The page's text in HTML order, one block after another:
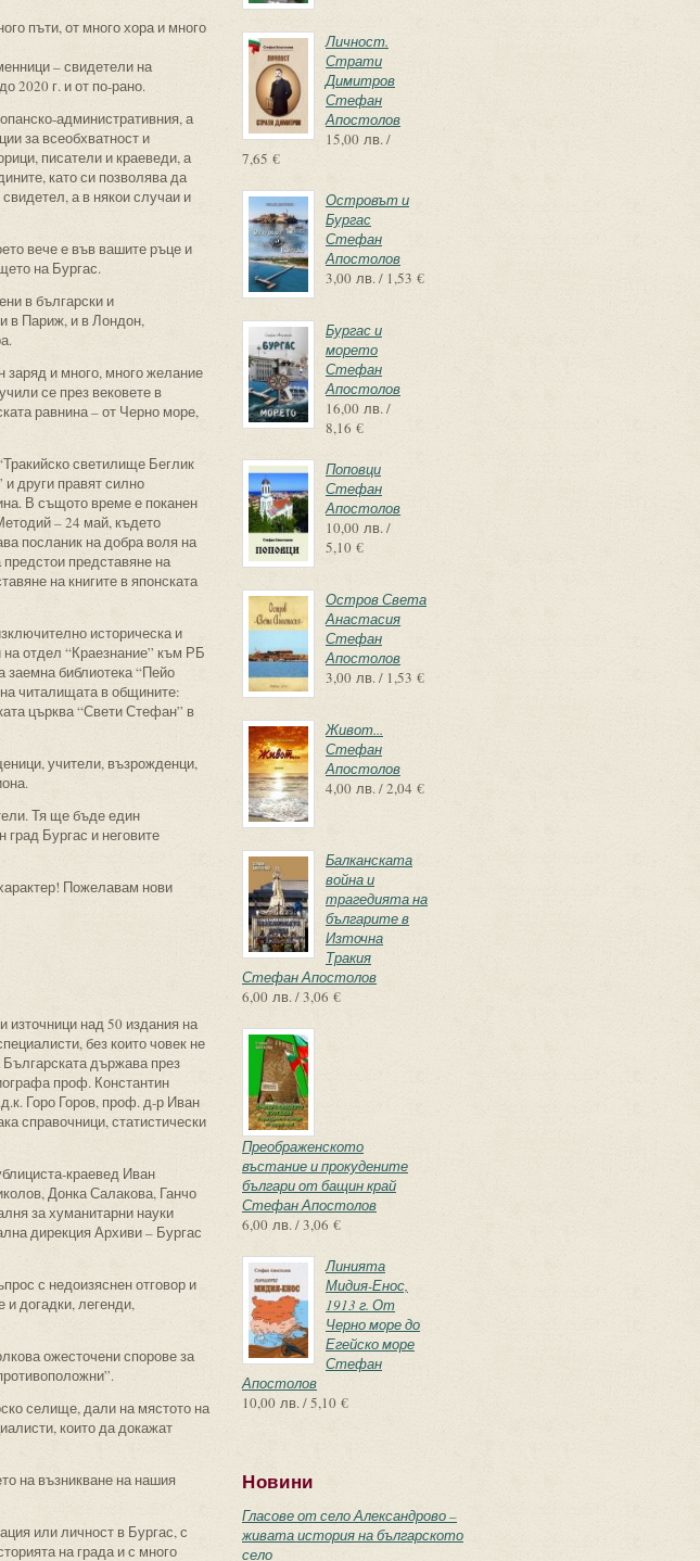
пъти, от много хора и много
– свидетели на
2020 г. и от по-рано.
административния, а
за всеобхватност и
писатели и краеведи, а
като си позволява да
а в някои случаи и
вече е във вашите ръце и
на Бургас.
в български и
в Париж, и в Лондон,
и много, много желание
се през вековете в
равнина – от Черно море,
светилище Беглик
други правят силно
В същото време е поканен
– 24 май, където
посланик на добра воля на
представяне на
на книгите в японската
историческа и
на отдел “Краезнание” към РБ
библиотека “Пейо
читалищата в общините:
църква “Свети Стефан” в
учители, възрожденци,
Тя ще бъде един
град Бургас и неговите
Пожелавам нови
източници над 50 издания на
без които човек не
държава през
проф. Константин
Горо Горов, проф. д-р Иван
справочници, статистически
краевед Иван
Донка Салакова, Ганчо
за хуманитарни науки
дирекция Архиви – Бургас
с недоизяснен отговор и
и догадки, легенди,
ожесточени спорове за
селище, дали на мястото на
които да докажат
на възникване на нашия
или личност в Бургас, с
на града и с много
Личност.
Страти
Димитров
Стефан
Апостолов
15,00 лв. /
7,65 €
Островът и
Бургас
Стефан
Апостолов
3,00 лв. / 1,53 €
Бургас и
морето
Стефан
Апостолов
16,00 лв. /
8,16 €
Поповци
Стефан
Апостолов
10,00 лв. /
5,10 €
Остров Света
Анастасия
Стефан
Апостолов
3,00 лв. / 1,53 €
Живот...
Стефан
Апостолов
4,00 лв. / 2,04 €
Балканската
война и
трагедията на
българите в
Източна
Тракия
Стефан Апостолов
6,00 лв. / 3,06 €
Преображенското
въстание и прокудените
българи от бащин край
Стефан Апостолов
6,00 лв. / 3,06 €
Линията
Мидия-Енос,
1913 г. От
Черно море до
Егейско море
Стефан
Апостолов
10,00 лв. / 5,10 €
Новини
Гласове от село Александрово –
живата история на българското
село